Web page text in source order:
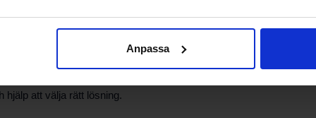
Anpassa
eller vill ha rådgivning inför beställning, kontakta vår
delar och arbetssätt.
hjälp att välja rätt lösning.